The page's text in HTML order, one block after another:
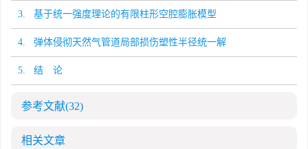
3. 基于统一强度理论的有限柱形空腔膨胀模型
4. 弹体侵彻天然气管道局部损伤塑性半径统一解
5. 结 论
参考文献(32)
相关文章